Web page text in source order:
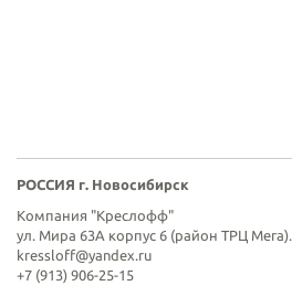
РОССИЯ г. Новосибирск
Компания "Креслофф"
ул. Мира 63А корпус 6 (район ТРЦ Мега).
kressloff@yandex.ru
+7 (913) 906-25-15